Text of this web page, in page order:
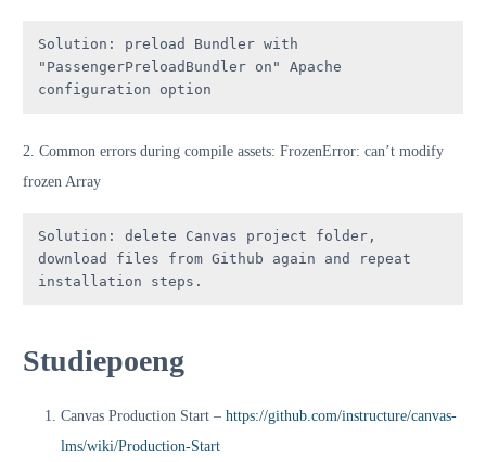
Solution: preload Bundler with
"PassengerPreloadBundler on" Apache
configuration option
2. Common errors during compile assets: FrozenError: can’t modify
frozen Array
Solution: delete Canvas project folder,
download files from Github again and repeat
installation steps.
Studiepoeng
Canvas Production Start – https://github.com/instructure/canvas-
lms/wiki/Production-Start